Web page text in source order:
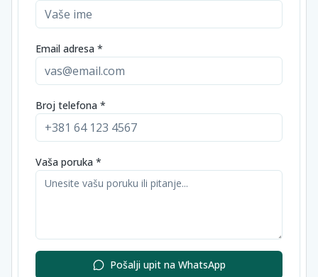
Email adresa *
Broj telefona *
Vaša poruka *
Pošalji upit na WhatsApp